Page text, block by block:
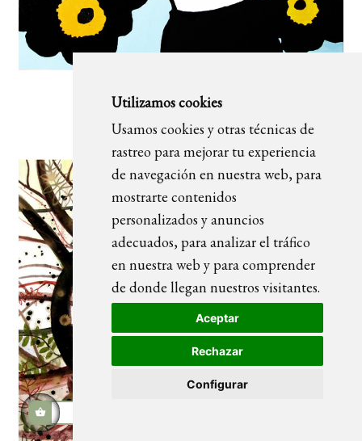
Utilizamos cookies
Usamos cookies y otras técnicas de
rastreo para mejorar tu experiencia
de navegación en nuestra web, para
mostrarte contenidos
personalizados y anuncios
adecuados, para analizar el tráfico
en nuestra web y para comprender
de donde llegan nuestros visitantes.
Aceptar
Rechazar
Configurar
Chica Marimekka